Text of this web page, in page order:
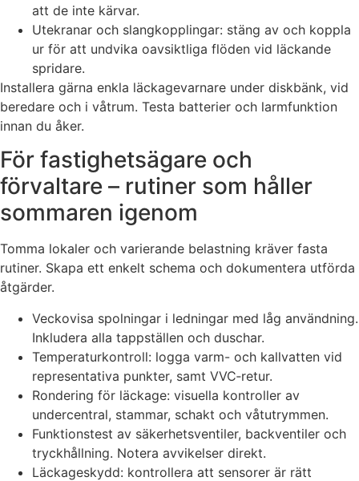
att de inte kärvar.
Utekranar och slangkopplingar: stäng av och koppla
ur för att undvika oavsiktliga flöden vid läckande
spridare.
Installera gärna enkla läckagevarnare under diskbänk, vid
beredare och i våtrum. Testa batterier och larmfunktion
innan du åker.
För fastighetsägare och
förvaltare – rutiner som håller
sommaren igenom
Tomma lokaler och varierande belastning kräver fasta
rutiner. Skapa ett enkelt schema och dokumentera utförda
åtgärder.
Veckovisa spolningar i ledningar med låg användning.
Inkludera alla tappställen och duschar.
Temperaturkontroll: logga varm- och kallvatten vid
representativa punkter, samt VVC‑retur.
Rondering för läckage: visuella kontroller av
undercentral, stammar, schakt och våtutrymmen.
Funktionstest av säkerhetsventiler, backventiler och
tryckhållning. Notera avvikelser direkt.
Läckageskydd: kontrollera att sensorer är rätt